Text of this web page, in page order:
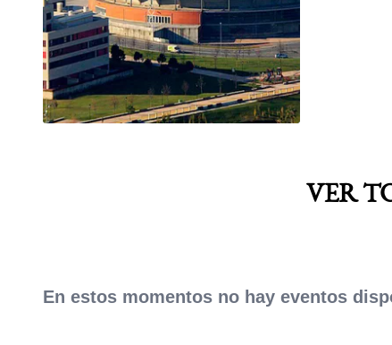
VER
En estos momentos no hay eventos